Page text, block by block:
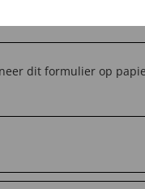
dit formulier op